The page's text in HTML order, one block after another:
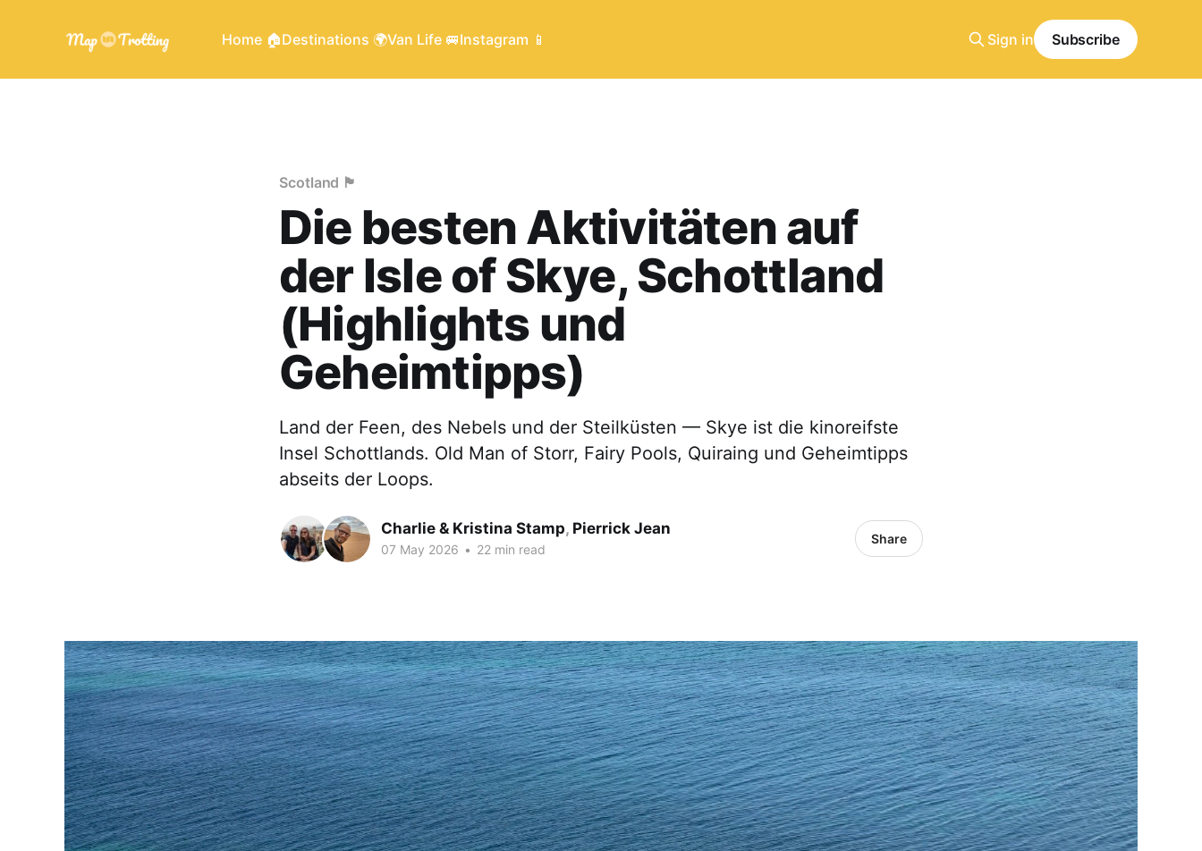
Home 🏠Destinations 🌍Van Life 🚐Instagram 📱 Sign in Subscribe
Scotland 🏴󠁧󠁢󠁳󠁣󠁴󠁿
Die besten Aktivitäten auf
der Isle of Skye, Schottland
(Highlights und
Geheimtipps)
Land der Feen, des Nebels und der Steilküsten — Skye ist die kinoreifste
Insel Schottlands. Old Man of Storr, Fairy Pools, Quiraing und Geheimtipps
abseits der Loops.
Charlie & Kristina Stamp, Pierrick Jean
07 May 2026 • 22 min read
Share